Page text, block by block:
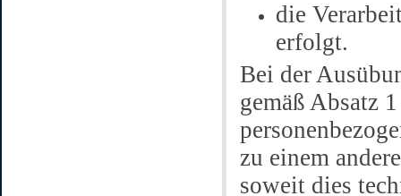
die
erfolgt.
Bei der
gemäß Absatz
zu einem
soweit dies